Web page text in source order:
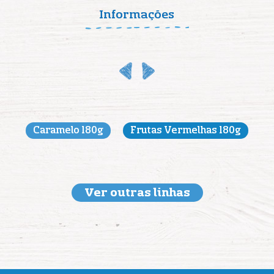
Informações
Caramelo 180g Frutas Vermelhas 180g
Ver outras linhas